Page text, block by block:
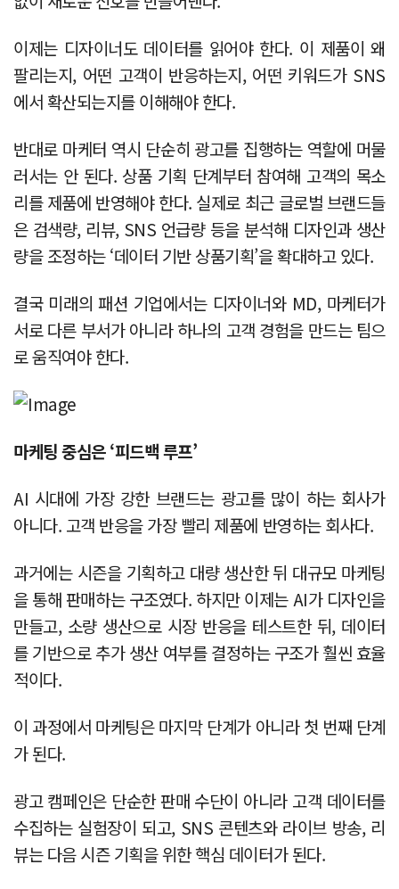
이제는 디자이너도 데이터를 읽어야 한다. 이 제품이 왜
팔리는지, 어떤 고객이 반응하는지, 어떤 키워드가 SNS
에서 확산되는지를 이해해야 한다.
반대로 마케터 역시 단순히 광고를 집행하는 역할에 머물
러서는 안 된다. 상품 기획 단계부터 참여해 고객의 목소
리를 제품에 반영해야 한다. 실제로 최근 글로벌 브랜드들
은 검색량, 리뷰, SNS 언급량 등을 분석해 디자인과 생산
량을 조정하는 ‘데이터 기반 상품기획’을 확대하고 있다.
결국 미래의 패션 기업에서는 디자이너와 MD, 마케터가
서로 다른 부서가 아니라 하나의 고객 경험을 만드는 팀으
로 움직여야 한다.
마케팅 중심은 ‘피드백 루프’
AI 시대에 가장 강한 브랜드는 광고를 많이 하는 회사가
아니다. 고객 반응을 가장 빨리 제품에 반영하는 회사다.
과거에는 시즌을 기획하고 대량 생산한 뒤 대규모 마케팅
을 통해 판매하는 구조였다. 하지만 이제는 AI가 디자인을
만들고, 소량 생산으로 시장 반응을 테스트한 뒤, 데이터
를 기반으로 추가 생산 여부를 결정하는 구조가 훨씬 효율
적이다.
이 과정에서 마케팅은 마지막 단계가 아니라 첫 번째 단계
가 된다.
광고 캠페인은 단순한 판매 수단이 아니라 고객 데이터를
수집하는 실험장이 되고, SNS 콘텐츠와 라이브 방송, 리
뷰는 다음 시즌 기획을 위한 핵심 데이터가 된다.